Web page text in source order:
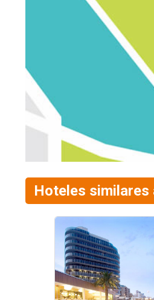
Hoteles similares